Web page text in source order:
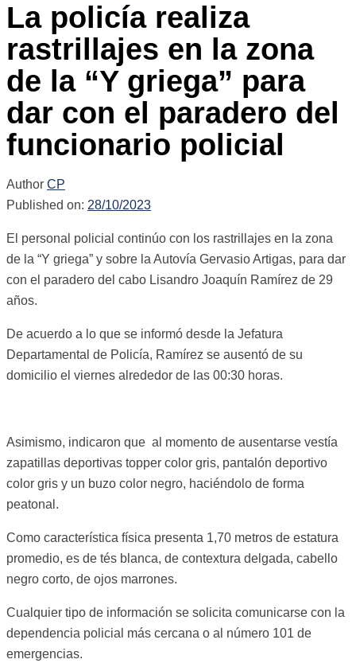
La policía realiza
rastrillajes en la zona
de la “Y griega” para
dar con el paradero del
funcionario policial
Author CP
Published on: 28/10/2023
El personal policial continúo con los rastrillajes en la zona
de la “Y griega” y sobre la Autovía Gervasio Artigas, para dar
con el paradero del cabo Lisandro Joaquín Ramírez de 29
años.
De acuerdo a lo que se informó desde la Jefatura
Departamental de Policía, Ramírez se ausentó de su
domicilio el viernes alrededor de las 00:30 horas.
Asimismo, indicaron que al momento de ausentarse vestía
zapatillas deportivas topper color gris, pantalón deportivo
color gris y un buzo color negro, haciéndolo de forma
peatonal.
Como característica física presenta 1,70 metros de estatura
promedio, es de tés blanca, de contextura delgada, cabello
negro corto, de ojos marrones.
Cualquier tipo de información se solicita comunicarse con la
dependencia policial más cercana o al número 101 de
emergencias.